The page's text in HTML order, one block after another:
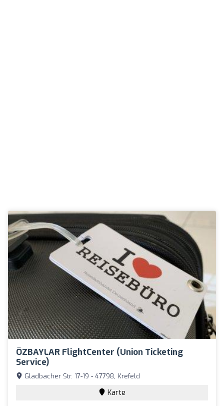
ÖZBAYLAR FlightCenter (Union Ticketing
Service)
Gladbacher Str. 17-19 - 47798, Krefeld
Karte